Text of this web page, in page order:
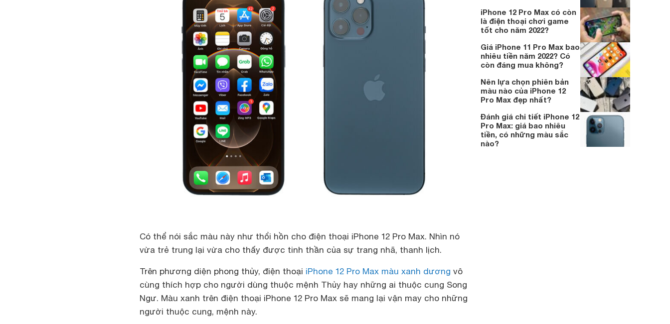
Có thể nói sắc màu này như thổi hồn cho điện thoại iPhone 12 Pro Max. Nhìn nó
vừa trẻ trung lại vừa cho thấy được tinh thần của sự trang nhã, thanh lịch.
Trên phương diện phong thủy, điện thoại iPhone 12 Pro Max màu xanh dương vô
cùng thích hợp cho người dùng thuộc mệnh Thủy hay những ai thuộc cung Song
Ngư. Màu xanh trên điện thoại iPhone 12 Pro Max sẽ mang lại vận may cho những
người thuộc cung, mệnh này.
iPhone 12 Pro Max có còn
là điện thoại chơi game
tốt cho năm 2022?
Giá iPhone 11 Pro Max bao
nhiêu tiền năm 2022? Có
còn đáng mua không?
Nên lựa chọn phiên bản
màu nào của iPhone 12
Pro Max đẹp nhất?
Đánh giá chi tiết iPhone 12
Pro Max: giá bao nhiêu
tiền, có những màu sắc
nào?